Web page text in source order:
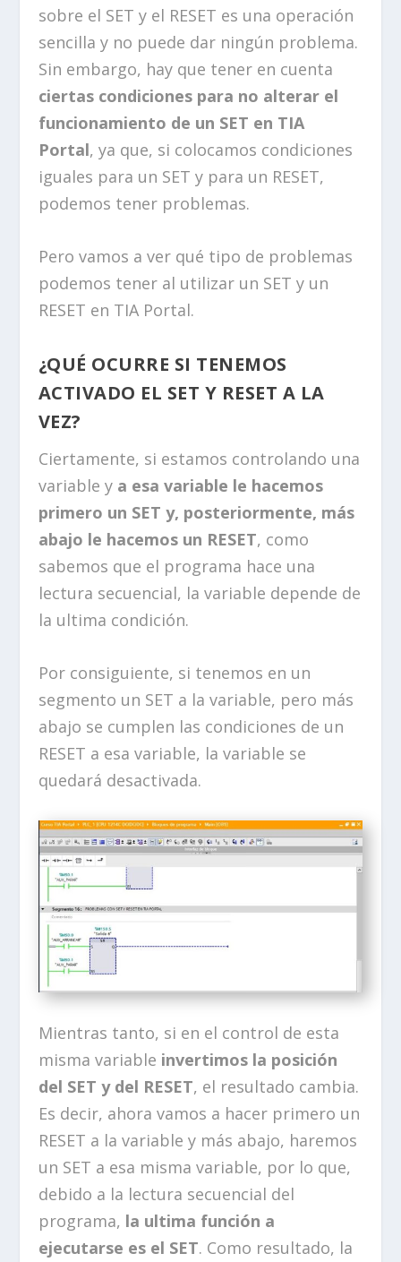
sobre el SET y el RESET es una operación
sencilla y no puede dar ningún problema.
Sin embargo, hay que tener en cuenta
ciertas condiciones para no alterar el
funcionamiento de un SET en TIA
Portal, ya que, si colocamos condiciones
iguales para un SET y para un RESET,
podemos tener problemas.
Pero vamos a ver qué tipo de problemas
podemos tener al utilizar un SET y un
RESET en TIA Portal.
¿QUÉ OCURRE SI TENEMOS
ACTIVADO EL SET Y RESET A LA
VEZ?
Ciertamente, si estamos controlando una
variable y a esa variable le hacemos
primero un SET y, posteriormente, más
abajo le hacemos un RESET, como
sabemos que el programa hace una
lectura secuencial, la variable depende de
la ultima condición.
Por consiguiente, si tenemos en un
segmento un SET a la variable, pero más
abajo se cumplen las condiciones de un
RESET a esa variable, la variable se
quedará desactivada.
Mientras tanto, si en el control de esta
misma variable invertimos la posición
del SET y del RESET, el resultado cambia.
Es decir, ahora vamos a hacer primero un
RESET a la variable y más abajo, haremos
un SET a esa misma variable, por lo que,
debido a la lectura secuencial del
programa, la ultima función a
ejecutarse es el SET. Como resultado, la